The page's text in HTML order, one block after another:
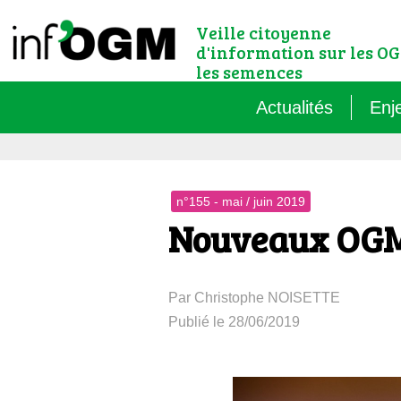
Veille citoyenne
d'information sur les
les semences
Actualités
Le
n°155 - mai / juin 2019
Nouveaux
Par Christophe NOISETTE
Publié le 28/06/2019